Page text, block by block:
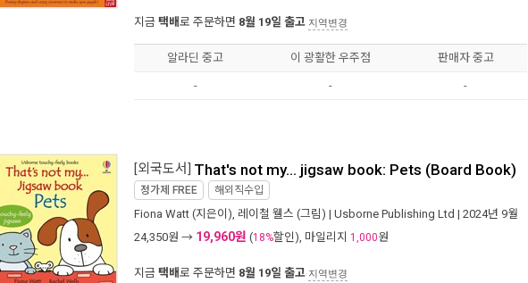
지금 택배로 주문하면 8월 19일 출고 지역변경
알라딘 중고 이 광활한 우주점 판매자 중고
- - -
[외국도서] That's not my... jigsaw book: Pets (Board Book)
정가제 FREE 해외직수입
Fiona Watt (지은이), 레이철 웰스 (그림) | Usborne Publishing Ltd | 2024년 9월
24,350원 → 19,960원 (18%할인), 마일리지 1,000원
지금 택배로 주문하면 8월 19일 출고 지역변경